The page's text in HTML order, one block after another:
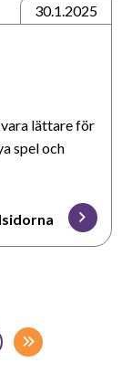
30.1.2025
lättare för
spel och